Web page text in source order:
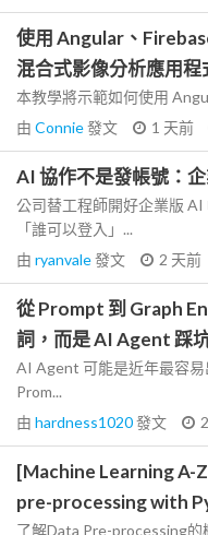
使用 Angular、
混合式影像分析應用程
本教學將示範如何使用
由 Connie發文 1 天前
AI 協作不是發帳號：
公司替工程師開好企業版
「誰可以登入」...
由 ryanvale發文 2 天前
從 Prompt 到 Graph
詞，而是 AI Agent 踩
AI Agent 可能是近年最容
Prom...
由 hardness1020發文
[Machine Learning A-
pre-processing with
了解Data Pre-processing